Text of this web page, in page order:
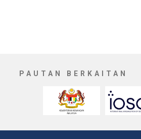
PAUTAN BERKAITAN